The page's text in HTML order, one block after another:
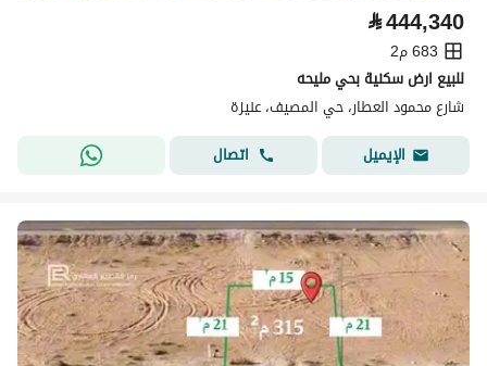
⃁444,340
683 م2
للبيع ارض سكنية بحي مليحه
شارع محمود العطار، حي المصيف، عنيزة
الإيميل
اتصال